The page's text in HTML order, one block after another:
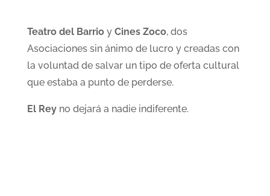
Teatro del Barrioy Cines Zoco, dos
Asociaciones sin ánimo de lucro y creadas con
la voluntad de salvar un tipo de oferta cultural
que estaba a punto de perderse.
El Rey no dejará a nadie indiferente.